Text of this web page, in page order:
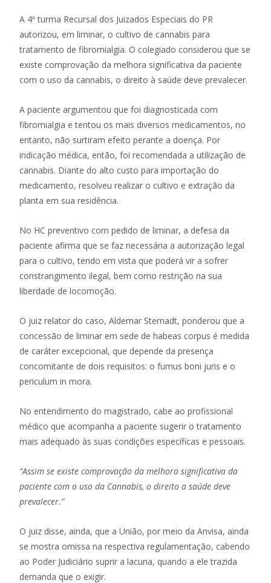
A 4ª turma Recursal dos Juizados Especiais do PR
autorizou, em liminar, o cultivo de cannabis para
tratamento de fibromialgia. O colegiado considerou que se
existe comprovação da melhora significativa da paciente
com o uso da cannabis, o direito à saúde deve prevalecer.
A paciente argumentou que foi diagnosticada com
fibromialgia e tentou os mais diversos medicamentos, no
entanto, não surtiram efeito perante a doença. Por
indicação médica, então, foi recomendada a utilização de
cannabis. Diante do alto custo para importação do
medicamento, resolveu realizar o cultivo e extração da
planta em sua residência.
No HC preventivo com pedido de liminar, a defesa da
paciente afirma que se faz necessária a autorização legal
para o cultivo, tendo em vista que poderá vir a sofrer
constrangimento ilegal, bem como restrição na sua
liberdade de locomoção.
O juiz relator do caso, Aldemar Sternadt, ponderou que a
concessão de liminar em sede de habeas corpus é medida
de caráter excepcional, que depende da presença
concomitante de dois requisitos: o fumus boni juris e o
periculum in mora.
No entendimento do magistrado, cabe ao profissional
médico que acompanha a paciente sugerir o tratamento
mais adequado às suas condições específicas e pessoais.
“Assim se existe comprovação da melhora significativa da
paciente com o uso da Cannabis, o direito a saúde deve
prevalecer.”
O juiz disse, ainda, que a União, por meio da Anvisa, ainda
se mostra omissa na respectiva regulamentação, cabendo
ao Poder Judiciário suprir a lacuna, quando a ele trazida
demanda que o exigir.